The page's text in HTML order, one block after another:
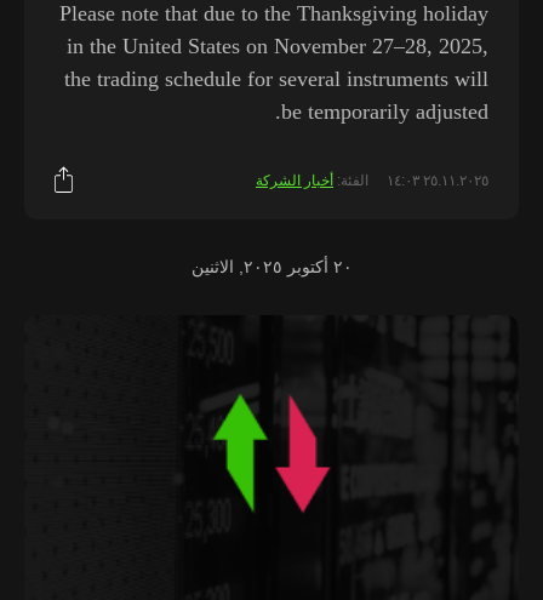
Please note that due to the Thanksgiving holiday
in the United States on November 27–28, 2025,
the trading schedule for several instruments will
be temporarily adjusted.
٢٥.١١.٢٠٢٥ ١٤:٠٣ الفئة: أخبار الشركة
٢٠ أكتوبر ٢٠٢٥, الاثنين